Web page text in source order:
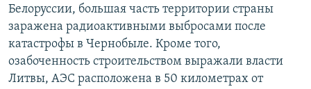
Белоруссии, большая часть территории страны
заражена радиоактивными выбросами после
катастрофы в Чернобыле. Кроме того,
озабоченность строительством выражали власти
Литвы, АЭС расположена в 50 километрах от